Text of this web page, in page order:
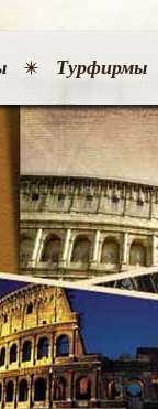
Турфирмы